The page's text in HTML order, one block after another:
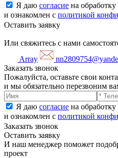
Я даю согласие на
и ознакомлен с политикой
Оставить заявку
Или свяжитесь с нами
Array
Заказать звонок
Пожалуйста, оставьте свои
и мы обязательно перезвоним
Я даю согласие на
и ознакомлен с политикой
Заказать звонок
Оставить заявку
И наш менеджер поможет
проект